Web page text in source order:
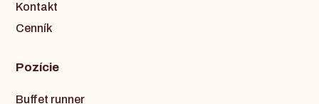
Kontakt
Cenník
Pozície
Buffet runner